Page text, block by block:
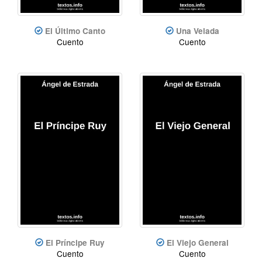
El Último Canto
Cuento
Una Velada
Cuento
El Príncipe Ruy
Cuento
El Viejo General
Cuento